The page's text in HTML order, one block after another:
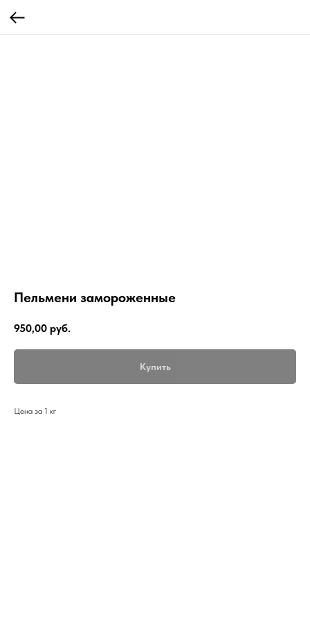
Пельмени замороженные
950,00 руб.
Купить
Цена за 1 кг